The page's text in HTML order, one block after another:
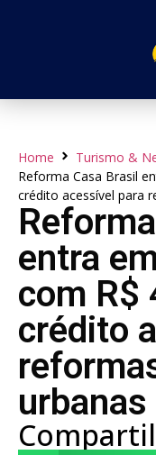
Home
Turismo &
Reforma Casa Brasil
crédito acessível para
entra
com R$
crédito
urbanas